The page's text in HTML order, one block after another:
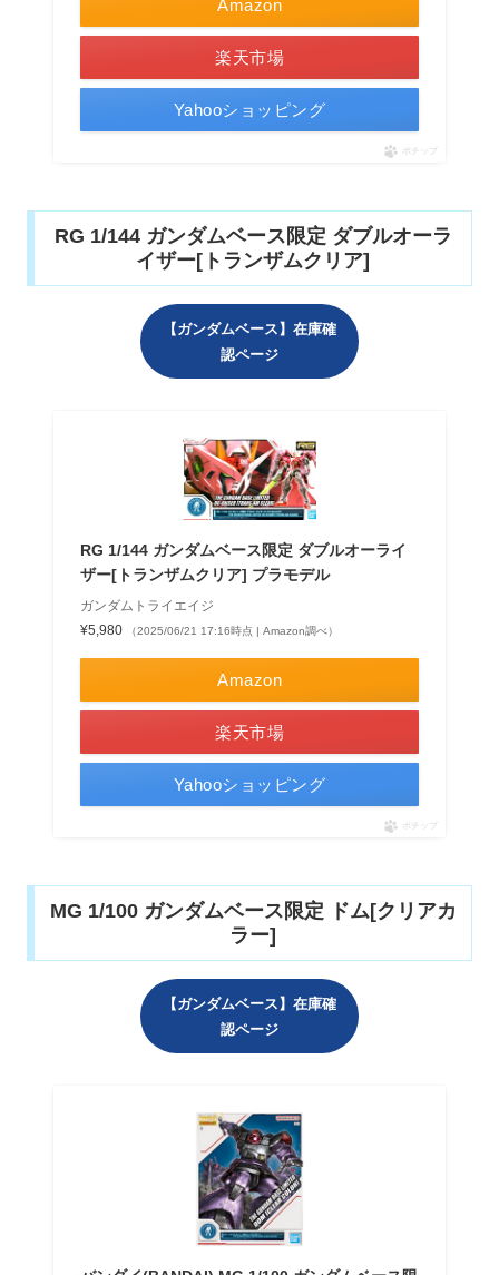
Amazon
楽天市場
Yahooショッピング
ポチップ
RG 1/144 ガンダムベース限定 ダブルオーラ
イザー[トランザムクリア]
【ガンダムベース】在庫確
認ページ
RG 1/144 ガンダムベース限定 ダブルオーライ
ザー[トランザムクリア] プラモデル
ガンダムトライエイジ
¥5,980
（2025/06/21 17:16時点 | Amazon調べ）
Amazon
楽天市場
Yahooショッピング
ポチップ
MG 1/100 ガンダムベース限定 ドム[クリアカ
ラー]
【ガンダムベース】在庫確
認ページ